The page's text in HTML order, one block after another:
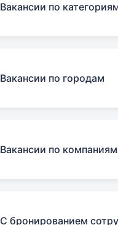
Вакансии по
Вакансии по городам
Вакансии по компаниям
С бронированием